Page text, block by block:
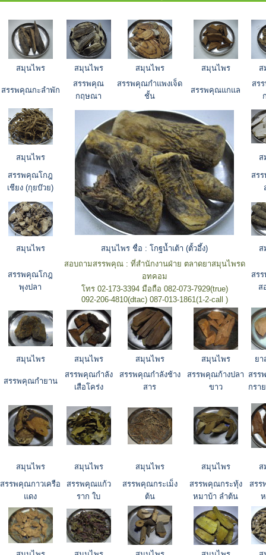
สมุนไพร สมุนไพร สมุนไพร สมุนไพร ส
สรรพคุณกะลำพัก
สรรพคุณ
กฤษณา
สรรพคุณกำแพงเจ็ด
ชั้น
สรรพคุณแกแล
สร
สมุนไพร
ส
สรรพคุณโกฎ
เชียง (กุยบ๊วย)
สร
สมุนไพร สมุนไพร ชื่อ : โกฐน้ำเต้า (ตั้วอึ้ง) ส
สรรพคุณโกฎ
พุงปลา
สอบถามสรรพคุณ : ที่สำนักงานฝ่าย ตลาดยาสมุนไพรด
อทคอม
โทร 02-173-3394 มือถือ 082-073-7929(true)
092-206-4810(dtac) 087-013-1861(1-2-call )
สร
ส
สมุนไพร สมุนไพร สมุนไพร สมุนไพร ย
สรรพคุณกำยาน
สรรพคุณกำลัง
เสือโคร่ง
สรรพคุณกำลังช้าง
สาร
สรรพคุณก้างปลา
ขาว
สรร
กราย
สมุนไพร สมุนไพร สมุนไพร สมุนไพร
ส
สรรพคุณกาวเครือ
แดง
สรรพคุณแก้ว
ราก ใบ
สรรพคุณกระเม็ง
ต้น
สรรพคุณกระทุ้ง
หมาบ้า ลำต้น
สรร